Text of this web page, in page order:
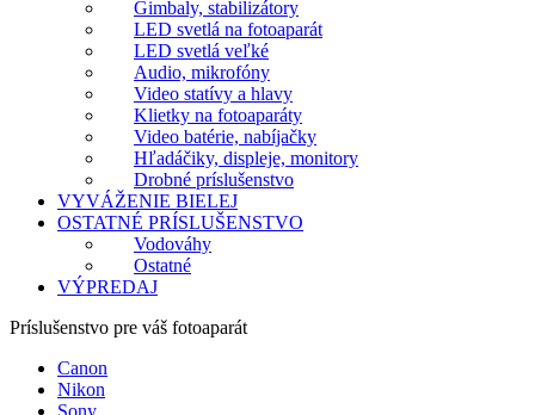
Gimbaly, stabilizátory
LED svetlá na fotoaparát
LED svetlá veľké
Audio, mikrofóny
Video statívy a hlavy
Klietky na fotoaparáty
Video batérie, nabíjačky
Hľadáčiky, displeje, monitory
Drobné príslušenstvo
VYVÁŽENIE BIELEJ
OSTATNÉ PRÍSLUŠENSTVO
Vodováhy
Ostatné
VÝPREDAJ
Príslušenstvo pre váš fotoaparát
Canon
Nikon
Sony